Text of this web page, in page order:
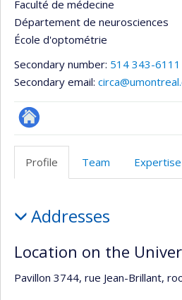
Faculté de médecine
Département de neurosciences
École d'optométrie
Secondary number: 514 343-
Secondary email:
Site
recherche
Profile Team Expertise
Addresses
Location on the
Pavillon 3744, rue Jean-Brillant,